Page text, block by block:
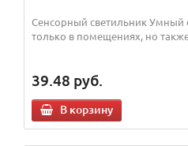
Сенсорный светильник Умный
только в помещениях, но
39.48 руб.
В корзину